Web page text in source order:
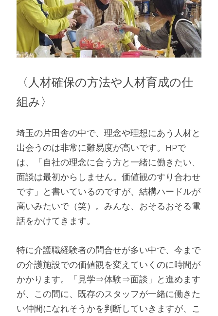
〈人材確保の方法や人材育成の仕
組み〉
埼玉の片田舎の中で、理念や理想にあう人材と
出会うのは非常に難易度が高いです。HPで
は、「自社の理念に合う方と一緒に働きたい、
面談は最初からしません。価値観のすり合わせ
です」と書いているのですが、結構ハードルが
高いみたいで（笑）。みんな、おそるおそる電
話をかけてきます。
特に介護職経験者の問合せが多い中で、今まで
の介護施設での価値観を変えていくのに時間が
かかります。「見学⇒体験⇒面談」と進めます
が、この間に、既存のスタッフが一緒に働きた
い仲間になれそうかを判断していきますが、こ